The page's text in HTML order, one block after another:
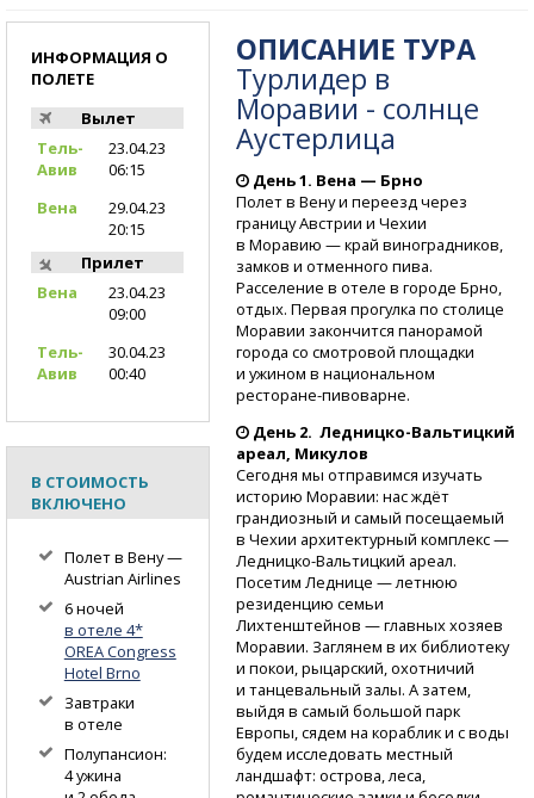
ОПИСАНИЕ ТУРА
Турлидер в
Моравии - солнце
Аустерлица
День 1. Вена — Брно
Полет в Вену и переезд через
границу Австрии и Чехии
в Моравию — край виноградников,
замков и отменного пива.
Расселение в отеле в городе Брно,
отдых. Первая прогулка по столице
Моравии закончится панорамой
города со смотровой площадки
и ужином в национальном
ресторане-пивоварне.
День 2. Ледницко-Вальтицкий
ареал, Микулов
Сегодня мы отправимся изучать
историю Моравии: нас ждёт
грандиозный и самый посещаемый
в Чехии архитектурный комплекс —
Ледницко-Вальтицкий ареал.
Посетим Леднице — летнюю
резиденцию семьи
Лихтенштейнов — главных хозяев
Моравии. Заглянем в их библиотеку
и покои, рыцарский, охотничий
и танцевальный залы. А затем,
выйдя в самый большой парк
Европы, сядем на кораблик и с воды
будем исследовать местный
ландшафт: острова, леса,
ИНФОРМАЦИЯ О
ПОЛЕТЕ
Вылет
Тель-
Авив
23.04.23
06:15
Вена
29.04.23
20:15
Прилет
Вена
23.04.23
09:00
Тель-
Авив
30.04.23
00:40
В СТОИМОСТЬ
ВКЛЮЧЕНО
Полет в Вену —
Austrian Airlines
6 ночей
в отеле 4*
OREA Congress
Hotel Brno
Завтраки
в отеле
Полупансион:
4 ужина